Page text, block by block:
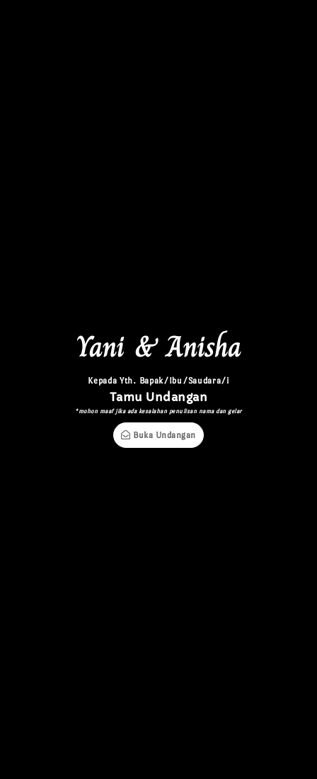
Yani & Anisha
Kepada Yth. Bapak/Ibu/Saudara/i
Tamu Undangan
*mohon maaf jika ada kesalahan penulisan nama dan gelar
Buka Undangan